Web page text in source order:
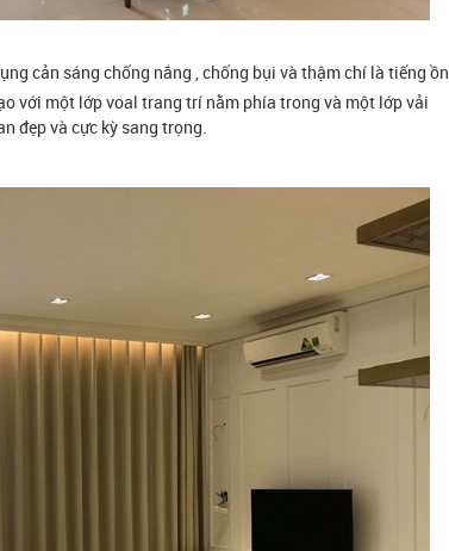
cản sáng chống nắng , chống bụi và thậm chí là tiếng ồn
với một lớp voal trang trí nằm phía trong và một lớp vải
đẹp và cực kỳ sang trọng.